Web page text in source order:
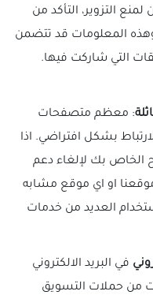
التزوير، التأكد من
وهذه المعلومات قد تتضمن
التي شاركت فيها.
: معظم متصفحات
بشكل افتراضي. اذا
الخاص بك لإلغاء دعم
او اي موقع مشابه
العديد من خدمات
في البريد الالكتروني
من حملات التسويق